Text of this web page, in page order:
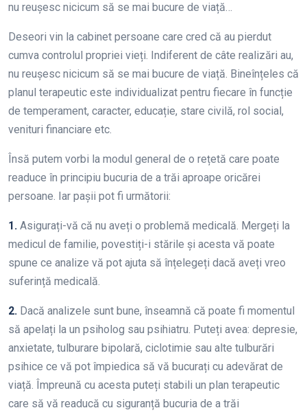
nu reușesc nicicum să se mai bucure de viață…
Deseori vin la cabinet persoane care cred că au pierdut
cumva controlul propriei vieți. Indiferent de câte realizări au,
nu reușesc nicicum să se mai bucure de viață. Bineînțeles că
planul terapeutic este individualizat pentru fiecare în funcție
de temperament, caracter, educație, stare civilă, rol social,
venituri financiare etc.
Însă putem vorbi la modul general de o rețetă care poate
readuce în principiu bucuria de a trăi aproape oricărei
persoane. Iar pașii pot fi următorii:
1. Asigurați-vă că nu aveți o problemă medicală. Mergeți la
medicul de familie, povestiți-i stările și acesta vă poate
spune ce analize vă pot ajuta să înțelegeți dacă aveți vreo
suferință medicală.
2. Dacă analizele sunt bune, înseamnă că poate fi momentul
să apelați la un psiholog sau psihiatru. Puteți avea: depresie,
anxietate, tulburare bipolară, ciclotimie sau alte tulburări
psihice ce vă pot împiedica să vă bucurați cu adevărat de
viață. Împreună cu acesta puteți stabili un plan terapeutic
care să vă readucă cu siguranță bucuria de a trăi